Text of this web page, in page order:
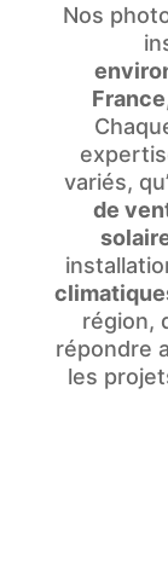
Nos
France
variés,
de
région,
répondre
les